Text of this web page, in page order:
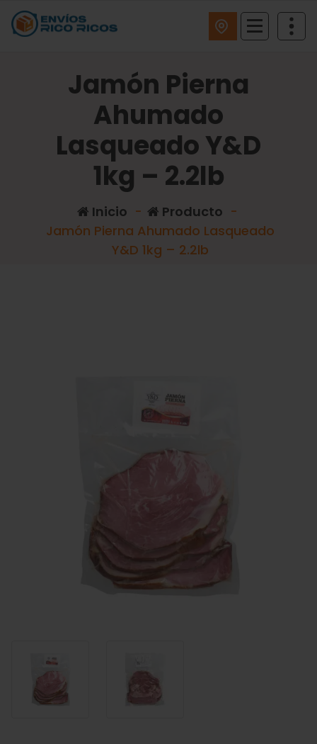
Jamón Pierna
Ahumado
Lasqueado Y&D
1kg – 2.2lb
Inicio - Producto -
Jamón Pierna Ahumado Lasqueado
Y&D 1kg – 2.2lb